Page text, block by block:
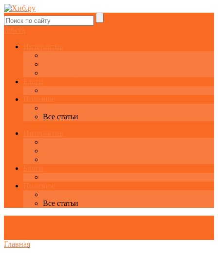
fbtw vk
Интерактив
Блоги
Полезное
Все статьи
Интерактив
Блоги
Полезное
Все статьи
Главная